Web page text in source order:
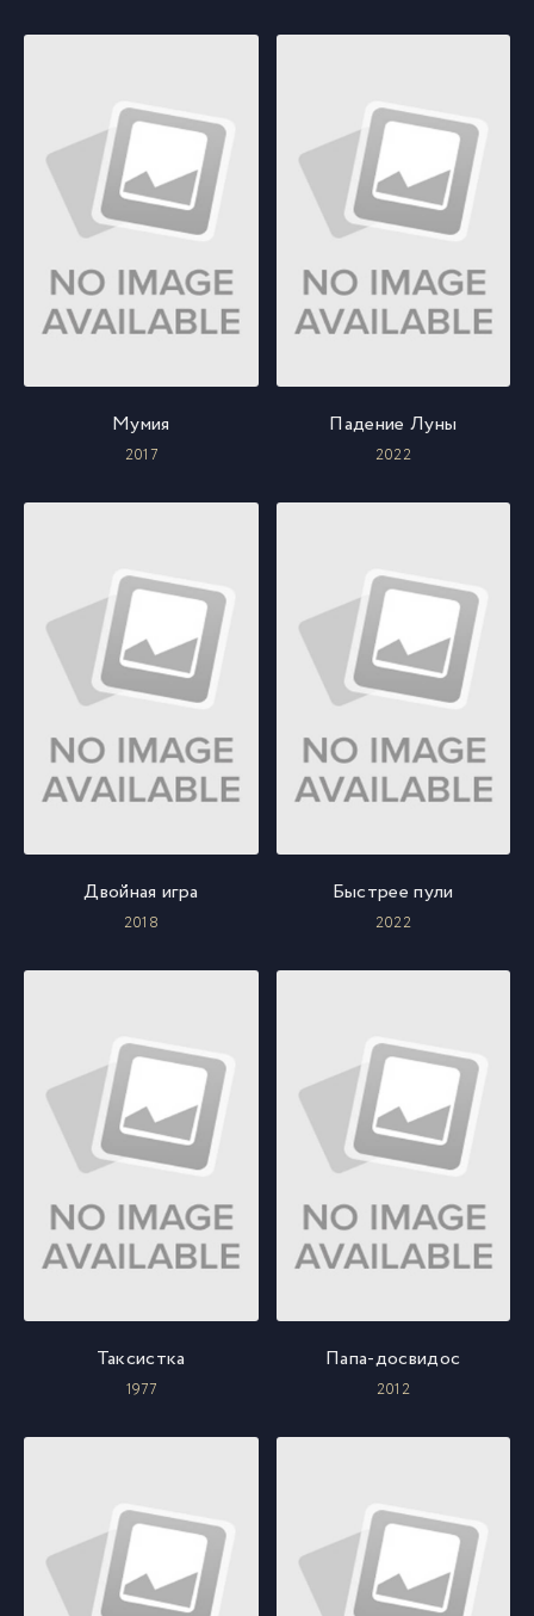
Мумия
2017
Падение Луны
2022
Двойная игра
2018
Быстрее пули
2022
Таксистка
1977
Папа-досвидос
2012